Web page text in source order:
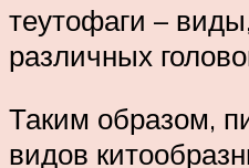
теутофаги –
различных
Таким образом,
видов